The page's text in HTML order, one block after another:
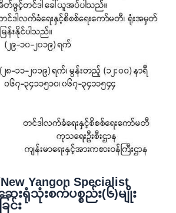
Yangon Specialist
ရုံသုံးစက်ပစ္စည်း(၆)မျိုး
င်း